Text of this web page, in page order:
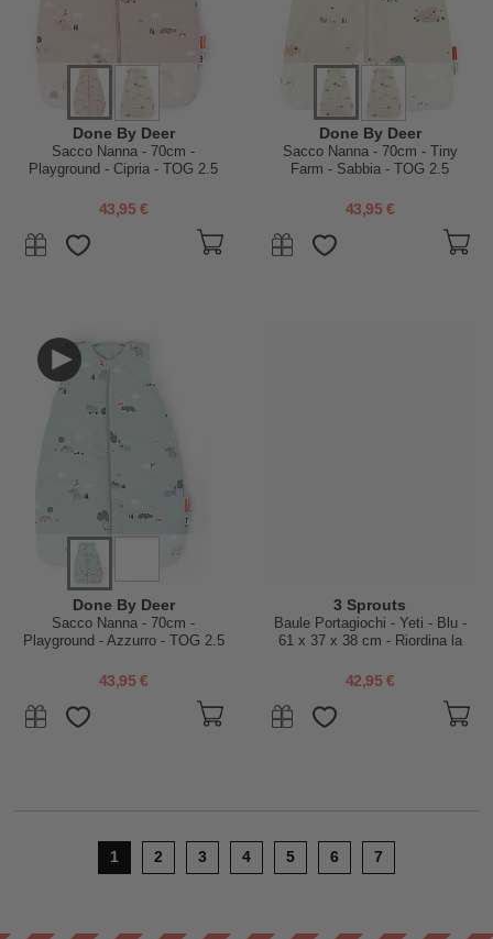
Done By Deer
Sacco Nanna - 70cm -
Playground - Cipria - TOG 2.5
43,95 €
Done By Deer
Sacco Nanna - 70cm - Tiny
Farm - Sabbia - TOG 2.5
43,95 €
Done By Deer
Sacco Nanna - 70cm -
Playground - Azzurro - TOG 2.5
43,95 €
3 Sprouts
Baule Portagiochi - Yeti - Blu -
61 x 37 x 38 cm - Riordina la
42,95 €
1 2 3 4 5 6 7